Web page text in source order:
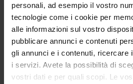
personali, ad esempio il vostro
tecnologie come i cookie per
alle informazioni sul vostro
pubblicare annunci e contenuti
gli annunci e i contenuti, ricercare
i servizi. Avete la possibilità di
vostri dati e per quali scopi. Le
RESEARCH AREAS INVOLVED IN
Filologia germanica
Filologia Germanica